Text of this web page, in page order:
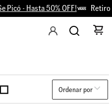
Picó - Hasta 50% OFF! Retiro
Ordenar por